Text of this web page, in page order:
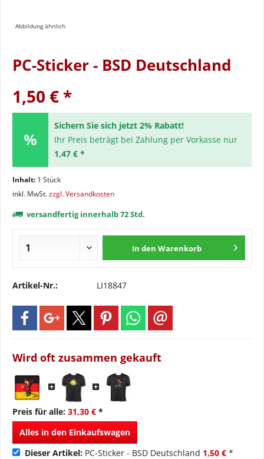
Abbildung ähnlich
PC-Sticker - BSD Deutschland
1,50 € *
Sichern Sie sich jetzt 2% Rabatt!
Ihr Preis beträgt bei Zahlung per Vorkasse nur
1,47 € *
Inhalt: 1 Stück
inkl. MwSt.zzgl. Versandkosten
versandfertig innerhalb 72 Std.
In den Warenkorb
Artikel-Nr.: LI18847
Wird oft zusammen gekauft
Preis für alle: 31,30 € *
Alles in den Einkaufswagen
Dieser Artikel: PC-Sticker - BSD Deutschland 1,50 € *